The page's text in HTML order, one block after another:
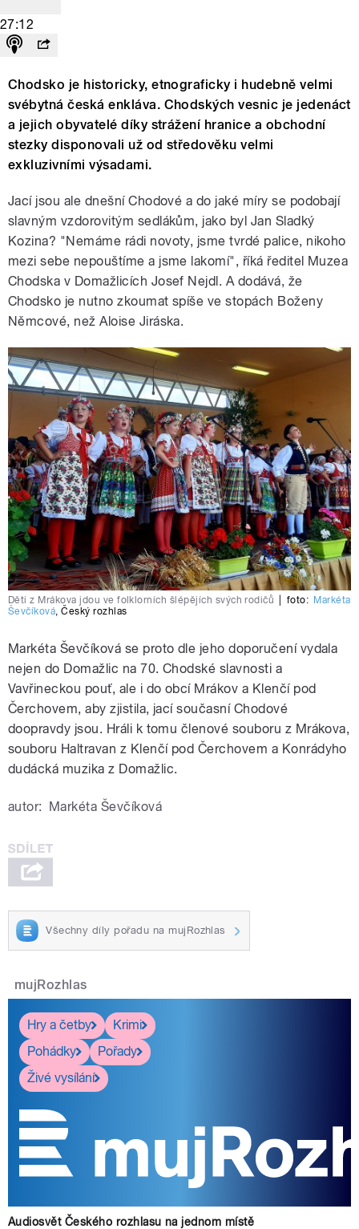
27:12
Chodsko je historicky, etnograficky i hudebně velmi
svébytná česká enkláva. Chodských vesnic je jedenáct
a jejich obyvatelé díky strážení hranice a obchodní
stezky disponovali už od středověku velmi
exkluzivními výsadami.
Jací jsou ale dnešní Chodové a do jaké míry se podobají
slavným vzdorovitým sedlákům, jako byl Jan Sladký
Kozina? "Nemáme rádi novoty, jsme tvrdé palice, nikoho
mezi sebe nepouštíme a jsme lakomí", říká ředitel Muzea
Chodska v Domažlicích Josef Nejdl. A dodává, že
Chodsko je nutno zkoumat spíše ve stopách Boženy
Němcové, než Aloise Jiráska.
Děti z Mrákova jdou ve folklorních šlépějích svých rodičů foto: Markéta
Ševčíková,Český rozhlas
Markéta Ševčíková se proto dle jeho doporučení vydala
nejen do Domažlic na 70. Chodské slavnosti a
Vavřineckou pouť, ale i do obcí Mrákov a Klenčí pod
Čerchovem, aby zjistila, jací současní Chodové
doopravdy jsou. Hráli k tomu členové souboru z Mrákova,
souboru Haltravan z Klenčí pod Čerchovem a Konrádyho
dudácká muzika z Domažlic.
autor: Markéta Ševčíková
Všechny díly pořadu na mujRozhlas
mujRozhlas
Hry a četby
Krimi
Pohádky
Pořady
Živé vysílání
Audiosvět Českého rozhlasu na jednom místě